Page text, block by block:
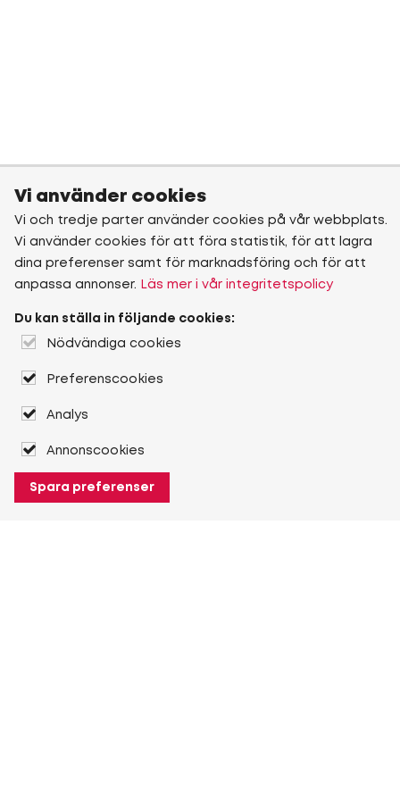
Vi använder cookies
Vi och tredje parter använder cookies på vår webbplats.
Vi använder cookies för att föra statistik, för att lagra
dina preferenser samt för marknadsföring och för att
anpassa annonser.
Läs mer i vår integritetspolicy
Du kan ställa in följande cookies:
Nödvändiga cookies
Preferenscookies
Analys
Annonscookies
Spara preferenser